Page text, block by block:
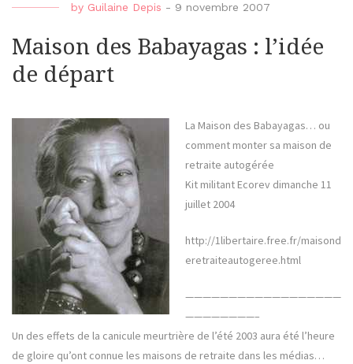
by Guilaine Depis - 9 novembre 2007
Maison des Babayagas : l’idée
de départ
La Maison des Babayagas… ou
comment monter sa maison de
retraite autogérée
Kit militant Ecorev dimanche 11
juillet 2004
http://1libertaire.free.fr/maisond
eretraiteautogeree.html
——————————————————
————————–
Un des effets de la canicule meurtrière de l’été 2003 aura été l’heure
de gloire qu’ont connue les maisons de retraite dans les médias…